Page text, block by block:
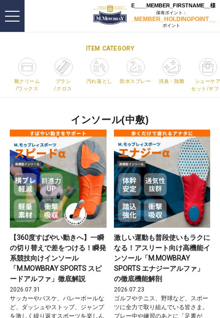
ITEM CATEGORY
靴クリーム
/ワックス
ブラシ
/クロス
汚れ落とし 防水スプレー 消臭・除菌
シューケ
セット/ギフ
インソール(中敷)
【360度すばやい動きへ】一瞬
の切り替えで差をつける！瞬発
系競技向けインソール
「M.MOWBRAY SPORTS スピ
ードアルファ」徹底解説
2026.07.31
サッカーやバスケ、バレーボールな
ど、ダッシュやストップ、ジャンプ
を激しく繰り返すスポーツを楽しん
激しい運動も普段使いもラクに
なる！アスリート向け高機能イ
ンソール「M.MOWBRAY
SPORTS エナジーアルファ」
の徹底機能解剖
2026.07.23
ゴルフやテニス、野球など、スポー
ツに全力で取り組んでいる皆さま。
プレー中や練習のあとに「足裏が